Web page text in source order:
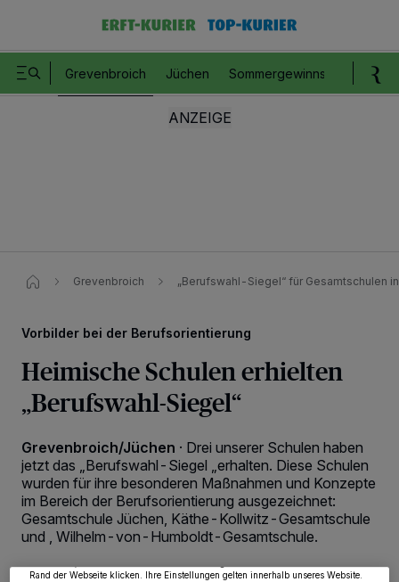
Grevenbroich Jüchen Sommergewinnspiel
Grevenbroich „Berufswahl-Siegel“ für Gesamtschulen
Vorbilder bei der Berufsorientierung
Heimische Schulen erhielten
„Berufswahl-Siegel“
Grevenbroich/Jüchen · Drei unserer Schulen haben
jetzt das „Berufswahl-Siegel „erhalten. Diese Schulen
wurden für ihre besonderen Maßnahmen und Konzepte
im Bereich der Berufsorientierung ausgezeichnet:
Gesamtschule Jüchen, Käthe-Kollwitz-Gesamtschule
und , Wilhelm-von-Humboldt-Gesamtschule.
Wir und unsere218
-Partner speichern und greifen auf personenbezogene Daten
wie Browserdaten oder eindeutige Kennungen auf Ihrem Gerät zu. Durch Auswahl
von OK aktivieren Sie Tracking-Technologien für die unter „Wir und unsere
Partner verarbeiten Daten, um Ihnen Dienste bereitzustellen“ aufgeführten
Zwecke. Wenn Tracker deaktiviert sind, sind manche Inhalte und Anzeigen
möglicherweise nicht mehr so relevant für Sie. Sie können dieses Menü jederzeit
Rand der Webseite klicken. Ihre Einstellungen gelten innerhalb unseres Website.